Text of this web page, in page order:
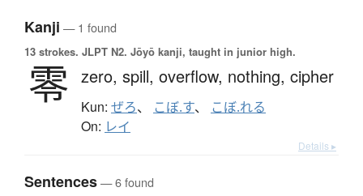
Kanji — 1 found
13 strokes. JLPT N2. Jōyō kanji, taught in junior high.
零 zero, spill, overflow, nothing, cipher
Kun: ぜろ、 こぼ.す、 こぼ.れる
On: レイ
Details ▸
Sentences— 6 found